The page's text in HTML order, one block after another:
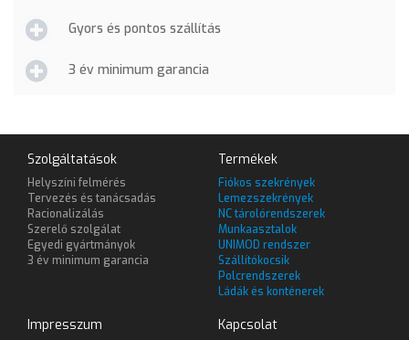
Gyors és pontos szállítás
3 év minimum garancia
Szolgáltatások
Helyszíni felmérés
Tervezés és tanácsadás
Racionalizálás
Szerelő szolgálat
Egyedi gyártmányok
3 év minimum garancia
Termékek
Fiókos szekrények
Lemezszekrények
NC tárolórendszerek
Munkaasztalok
UNIMOD rendszer
Szállítókocsik
Polcrendszerek
Ládák és konténerek
Impresszum Kapcsolat